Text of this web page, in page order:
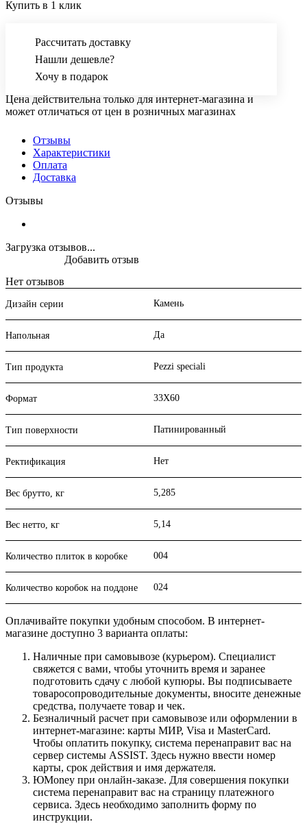
Купить в 1 клик
Рассчитать доставку
Нашли дешевле?
Хочу в подарок
Цена действительна только для интернет-магазина и
может отличаться от цен в розничных магазинах
Отзывы
Характеристики
Оплата
Доставка
Отзывы
Загрузка отзывов...
Нет отзывов
Добавить отзыв
Дизайн серии Камень
Напольная Да
Тип продукта Pezzi speciali
Формат 33X60
Тип поверхности Патинированный
Ректификация Нет
Вес брутто, кг 5,285
Вес нетто, кг 5,14
Количество плиток в коробке 004
Количество коробок на поддоне 024
Оплачивайте покупки удобным способом. В интернет-
магазине доступно 3 варианта оплаты:
Наличные при самовывозе (курьером). Специалист
свяжется с вами, чтобы уточнить время и заранее
подготовить сдачу с любой купюры. Вы подписываете
товаросопроводительные документы, вносите денежные
средства, получаете товар и чек.
Безналичный расчет при самовывозе или оформлении в
интернет-магазине: карты МИР, Visa и MasterCard.
Чтобы оплатить покупку, система перенаправит вас на
сервер системы ASSIST. Здесь нужно ввести номер
карты, срок действия и имя держателя.
ЮMoney при онлайн-заказе. Для совершения покупки
система перенаправит вас на страницу платежного
сервиса. Здесь необходимо заполнить форму по
инструкции.